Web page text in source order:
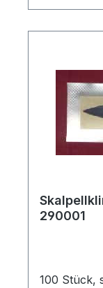
290001
100 Stück,